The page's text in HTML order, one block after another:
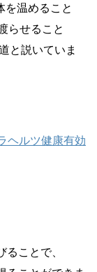
温めること
らせること
と説いていま
ヘルツ健康有効
ことで、